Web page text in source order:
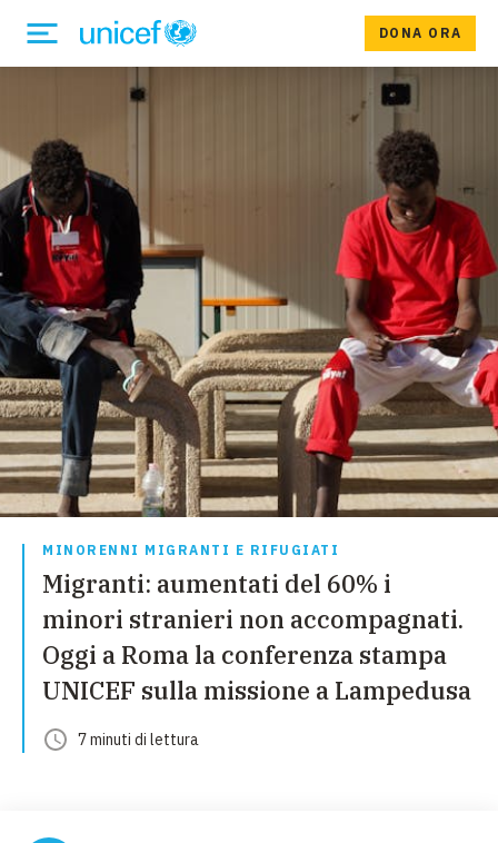
DONA ORA
MINORENNI MIGRANTI E RIFUGIATI
Migranti: aumentati del 60% i
minori stranieri non accompagnati.
Oggi a Roma la conferenza stampa
UNICEF sulla missione a Lampedusa
7minuti di lettura